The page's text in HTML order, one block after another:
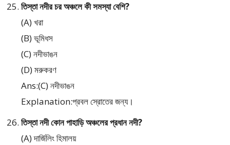
তিস্তা নদীর চর অঞ্চলে কী সমস্যা বেশি?
(A) খরা
(B) ভূমিধস
(C) নদীভাঙন
(D) মরুকরণ
Ans:(C) নদীভাঙন
Explanation:প্রবল স্রোতের জন্য।
তিস্তা নদী কোন পাহাড়ি অঞ্চলের প্রধান নদী?
(A) দার্জিলিং হিমালয়